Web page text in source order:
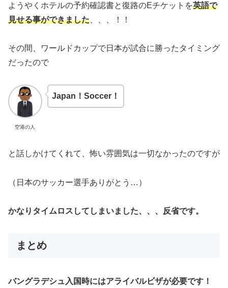
ようやくホテルの予約確認書と復路のEチケットを英語で
見せる事ができました 、、、！！
その間、ワールドカップで日本が試合に勝ったタイミング
だったので
空港の人
Japan！Soccer！
と話しかけてくれて、怖い雰囲気は一切なかったのですが
（日本のサッカー選手ありがとう…）
かなりタイムロスしてしまいました、、、反省です。
まとめ
バングラデシュ入国時にはアライバルビザが必要です！